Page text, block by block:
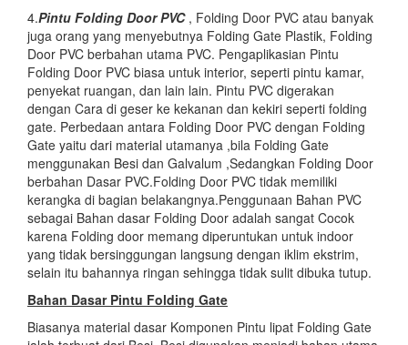
4.Pintu Folding Door PVC, Folding Door PVC atau banyak
juga orang yang menyebutnya Folding Gate Plastik, Folding
Door PVC berbahan utama PVC. Pengaplikasian Pintu
Folding Door PVC biasa untuk interior, seperti pintu kamar,
penyekat ruangan, dan lain lain. Pintu PVC digerakan
dengan Cara di geser ke kekanan dan kekiri seperti folding
gate. Perbedaan antara Folding Door PVC dengan Folding
Gate yaitu dari material utamanya ,bila Folding Gate
menggunakan Besi dan Galvalum ,Sedangkan Folding Door
berbahan Dasar PVC.Folding Door PVC tidak memiliki
kerangka di bagian belakangnya.Penggunaan Bahan PVC
sebagai Bahan dasar Folding Door adalah sangat Cocok
karena Folding door memang diperuntukan untuk indoor
yang tidak bersinggungan langsung dengan iklim ekstrim,
selain itu bahannya ringan sehingga tidak sulit dibuka tutup.
Bahan Dasar Pintu Folding Gate
Biasanya material dasar Komponen Pintu lipat Folding Gate